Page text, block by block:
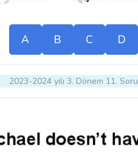
A B C D
2023-2024 yılı 3. Dönem 11. Soru